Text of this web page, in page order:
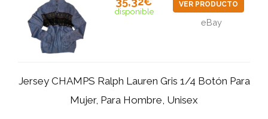
disponible
VER PRODUCTO
eBay
Jersey CHAMPS Ralph Lauren Gris 1/4 Botón Para
Mujer, Para Hombre, Unisex